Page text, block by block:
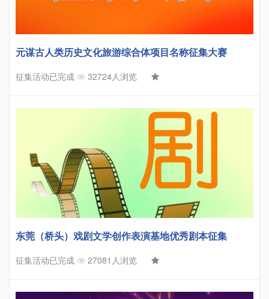
元谋古人类历史文化旅游综合体项目名称征集大赛
征集活动已完成 32724人浏览
东莞（桥头）戏剧文学创作表演基地优秀剧本征集
征集活动已完成 27081人浏览